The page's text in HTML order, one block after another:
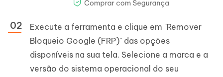
Execute a ferramenta e clique em "Remover
Bloqueio Google (FRP)" das opções
disponíveis na sua tela. Selecione a marca e a
versão do sistema operacional do seu